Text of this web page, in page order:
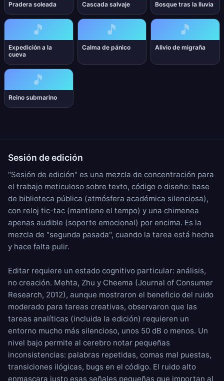
Pradera soleada Cascada salvaje Bosque tras la lluvia
🎵
Expedición a la
cueva
🎵
Calma de pánico
🎵
Alivio de migraña
🎵
Reino submarino
Sesión de edición
"Sesión de edición" es una mezcla de concentración para
el trabajo meticuloso sobre texto, código o diseño: base
de biblioteca pública (atmósfera académica silenciosa),
con reloj tic-tac (mantiene el tempo) y una chimenea
apenas audible (soporte emocional) por encima. Es la
mezcla de "segunda pasada", cuando la tarea está hecha
y hace falta pulir.
Editar requiere un estado cognitivo particular: análisis,
no creación. Mehta, Zhu y Cheema (Journal of Consumer
Research, 2012), aunque mostraron el beneficio del ruido
moderado para tareas creativas, observaron que las
tareas analíticas (incluida la edición) requieren un
entorno mucho más silencioso, unos 50 dB o menos. Un
nivel bajo permite al cerebro notar pequeñas
inconsistencias: palabras repetidas, comas mal puestas,
transiciones ilógicas, bugs en el código. El ruido alto
enmascara justo esas señales pequeñas que importan al